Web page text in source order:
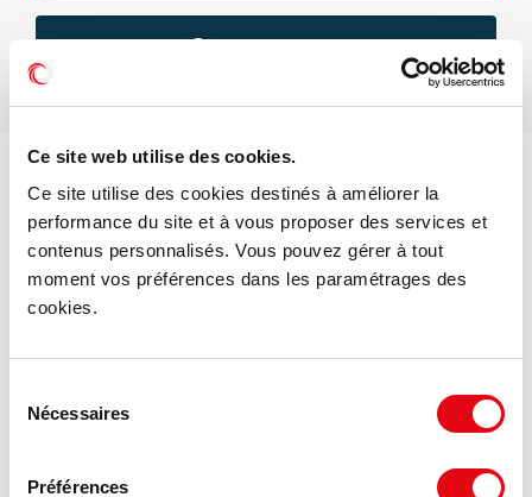
Ce site web utilise des cookies.
Ce site utilise des cookies destinés à améliorer la
performance du site et à vous proposer des services et
contenus personnalisés. Vous pouvez gérer à tout
moment vos préférences dans les paramétrages des
cookies.
Nécessaires
Préférences
Téléphone
DPE - GES
Consommation énergétique :